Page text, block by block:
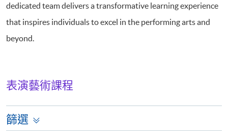
dedicated team delivers a transformative learning experience
that inspires individuals to excel in the performing arts and
beyond.
表演藝術課程
篩選